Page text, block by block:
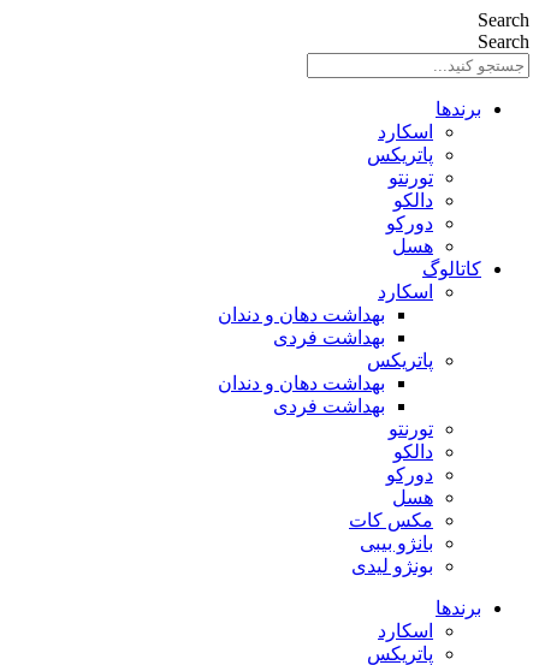
Search
Search
برندها
اسکارد
پاتریکس
تورنتو
دالکو
دورکو
هسل
کاتالوگ
اسکارد
بهداشت دهان و دندان
بهداشت فردی
پاتریکس
بهداشت دهان و دندان
بهداشت فردی
تورنتو
دالکو
دورکو
هسل
مکس کات
بانژو بیبی
بونژو لیدی
برندها
اسکارد
پاتریکس